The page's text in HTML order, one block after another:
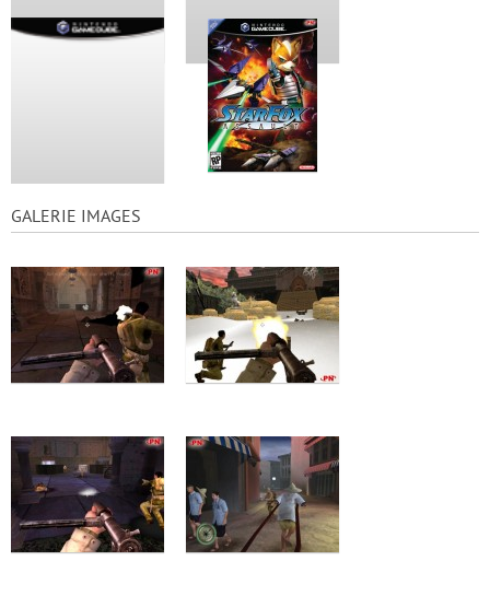
GALERIE IMAGES